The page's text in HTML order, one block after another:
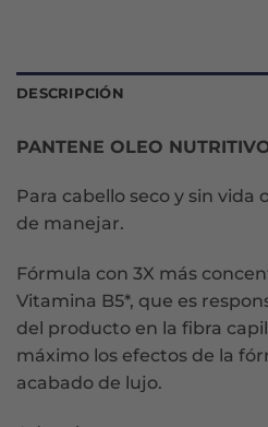
DESCRIPCIÓN
PANTENE OLEO
Para cabello seco y sin vida
de manejar.
Fórmula con 3X más
Vitamina B5*, que es
del producto en la fibra
máximo los efectos de la
acabado de lujo.